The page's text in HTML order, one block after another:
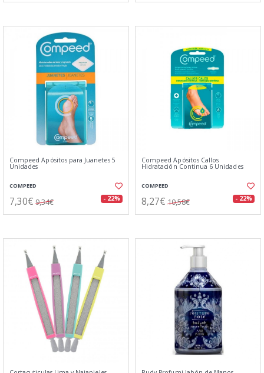
Compeed Apósitos para Juanetes 5
Unidades
COMPEED
7,30€ 9,34€ - 22%
Compeed Apósitos Callos
Hidratación Continua 6 Unidades
COMPEED
8,27€ 10,58€ - 22%